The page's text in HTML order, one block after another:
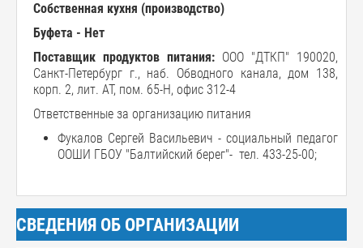
Собственная кухня (производство)
Буфета - Нет
Поставщик продуктов питания: ООО "ДТКП" 190020,
Санкт-Петербург г., наб. Обводного канала, дом 138,
корп. 2, лит. АТ, пом. 65-Н, офис 312-4
Ответственные за организацию питания
Фукалов Сергей Васильевич - социальный педагог
ООШИ ГБОУ "Балтийский берег"- тел. 433-25-00;
СВЕДЕНИЯ ОБ ОРГАНИЗАЦИИ